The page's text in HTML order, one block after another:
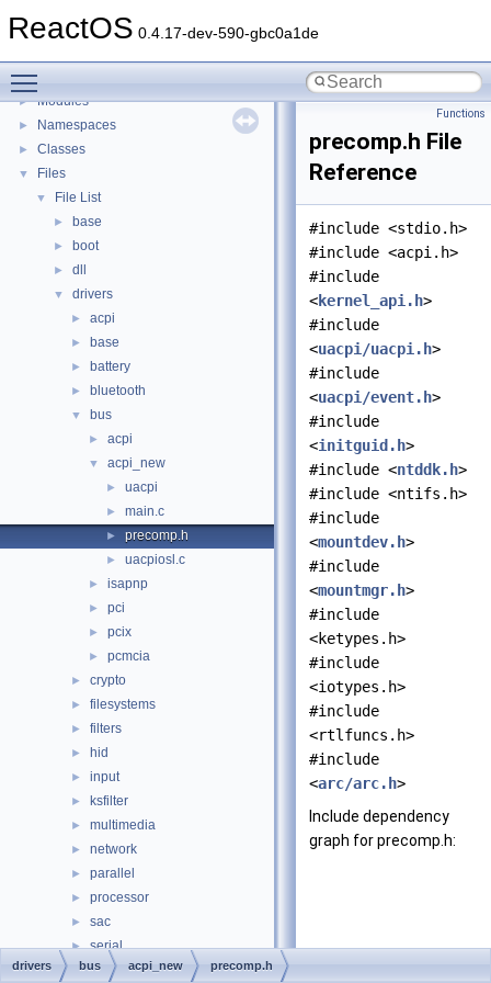
ReactOS 0.4.17-dev-590-gbc0a1de
►
General Information
► Modules
► Namespaces
► Classes
▼ Files
▼ File List
► base
► boot
► dll
▼ drivers
► acpi
► base
► battery
► bluetooth
▼ bus
► acpi
▼ acpi_new
► uacpi
► main.c
► precomp.h
► uacpiosl.c
► isapnp
► pci
► pcix
► pcmcia
► crypto
► filesystems
► filters
► hid
► input
► ksfilter
► multimedia
► network
► parallel
► processor
► sac
► serial
► setup
Functions
precomp.h File
Reference
#include <stdio.h>
#include <acpi.h>
#include
<kernel_api.h>
#include
<uacpi/uacpi.h>
#include
<uacpi/event.h>
#include
<initguid.h>
#include <ntddk.h>
#include <ntifs.h>
#include
<mountdev.h>
#include
<mountmgr.h>
#include
<ketypes.h>
#include
<iotypes.h>
#include
<rtlfuncs.h>
#include
<arc/arc.h>
Include dependency
graph for precomp.h:
drivers bus acpi_new precomp.h